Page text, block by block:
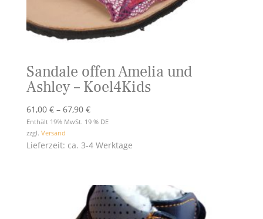
Sandale offen Amelia und
Ashley – Koel4Kids
61,00 € – 67,90 €Preisspanne:
61,00 €
67,90 €
Enthält 19% MwSt. 19 % DE
zzgl. Versand
Lieferzeit: ca. 3-4 Werktage